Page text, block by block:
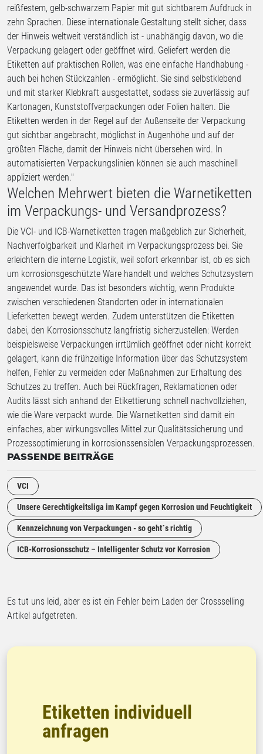
reißfestem, gelb-schwarzem Papier mit gut sichtbarem Aufdruck in
zehn Sprachen. Diese internationale Gestaltung stellt sicher, dass
der Hinweis weltweit verständlich ist - unabhängig davon, wo die
Verpackung gelagert oder geöffnet wird. Geliefert werden die
Etiketten auf praktischen Rollen, was eine einfache Handhabung -
auch bei hohen Stückzahlen - ermöglicht. Sie sind selbstklebend
und mit starker Klebkraft ausgestattet, sodass sie zuverlässig auf
Kartonagen, Kunststoffverpackungen oder Folien halten. Die
Etiketten werden in der Regel auf der Außenseite der Verpackung
gut sichtbar angebracht, möglichst in Augenhöhe und auf der
größten Fläche, damit der Hinweis nicht übersehen wird. In
automatisierten Verpackungslinien können sie auch maschinell
appliziert werden."
Welchen Mehrwert bieten die Warnetiketten
im Verpackungs- und Versandprozess?
Die VCI- und ICB-Warnetiketten tragen maßgeblich zur Sicherheit,
Nachverfolgbarkeit und Klarheit im Verpackungsprozess bei. Sie
erleichtern die interne Logistik, weil sofort erkennbar ist, ob es sich
um korrosionsgeschützte Ware handelt und welches Schutzsystem
angewendet wurde. Das ist besonders wichtig, wenn Produkte
zwischen verschiedenen Standorten oder in internationalen
Lieferketten bewegt werden. Zudem unterstützen die Etiketten
dabei, den Korrosionsschutz langfristig sicherzustellen: Werden
beispielsweise Verpackungen irrtümlich geöffnet oder nicht korrekt
gelagert, kann die frühzeitige Information über das Schutzsystem
helfen, Fehler zu vermeiden oder Maßnahmen zur Erhaltung des
Schutzes zu treffen. Auch bei Rückfragen, Reklamationen oder
Audits lässt sich anhand der Etikettierung schnell nachvollziehen,
wie die Ware verpackt wurde. Die Warnetiketten sind damit ein
einfaches, aber wirkungsvolles Mittel zur Qualitätssicherung und
Prozessoptimierung in korrosionssensiblen Verpackungsprozessen.
PASSENDE BEITRÄGE
VCI
Unsere Gerechtigkeitsliga im Kampf gegen Korrosion und Feuchtigkeit
Kennzeichnung von Verpackungen - so geht´s richtig
ICB-Korrosionsschutz – Intelligenter Schutz vor Korrosion
Es tut uns leid, aber es ist ein Fehler beim Laden der Crossselling
Artikel aufgetreten.
Etiketten individuell
anfragen